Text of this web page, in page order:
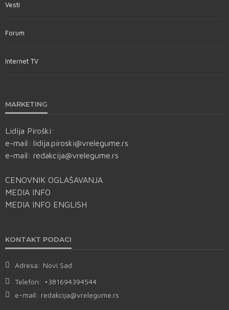
Vesti
Forum
Internet TV
MARKETING
Lidija Piroški:
e-mail: lidija.piroski@vrelegume.rs
e-mail: redakcija@vrelegume.rs
CENOVNIK OGLAŠAVANJA
MEDIA INFO
MEDIA INFO ENGLISH
KONTAKT PODACI
Adresa: Novi Sad
Telefon: +381694394544
e-mail: redakcija@vrelegume.rs